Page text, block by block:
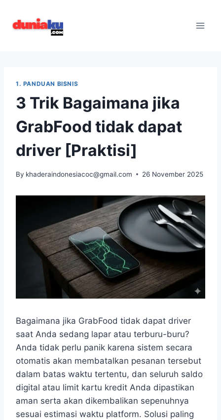
content
1. PANDUAN BISNIS
3 Trik Bagaimana jika
GrabFood tidak dapat
driver [Praktisi]
By khaderaindonesiacoc@gmail.com 26 November 2025
Bagaimana jika GrabFood tidak dapat driver
saat Anda sedang lapar atau terburu-buru?
Anda tidak perlu panik karena sistem secara
otomatis akan membatalkan pesanan tersebut
dalam batas waktu tertentu, dan seluruh saldo
digital atau limit kartu kredit Anda dipastikan
aman serta akan dikembalikan sepenuhnya
sesuai estimasi waktu platform. Solusi paling